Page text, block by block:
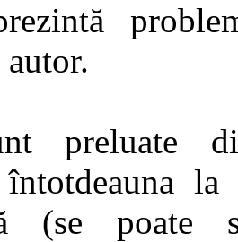
preluate
întotdeauna
(se poate